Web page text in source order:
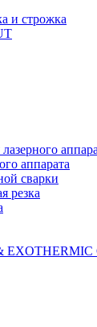
и строжка
аппарата
сварки
резка